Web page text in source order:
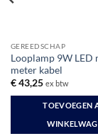
GEREEDSCHAP
Looplamp 9W LED
meter kabel
€43,25 ex btw
TOEVOEGEN